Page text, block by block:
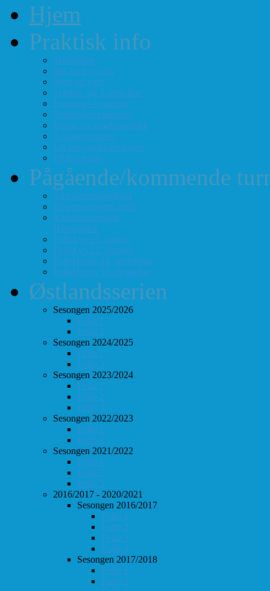
Hjem
Praktisk info
Terminliste
Tid, sted og pris
Styre og verv
Telefon- og E-post-liste
Forenings-vedtekter
Turneringsreglement
Barne- og ungdomssjakk
Årsmøte-papirer
Litt om sjakkforeningen
FIDEs regler
Pågående/kommende
Vårt turneringstilbud
Høstturneringen 2026
Klubbmesterskap
Hurtigsjakk
FolloLyn 27. august
FolloLyn 22. oktober
FolloHurtig 24. september
FolloHurtig 10. desember
Østlandsserien
Sesongen 2025/2026
Follo 1
Follo 2
Sesongen 2024/2025
Follo 1
Follo 2
Sesongen 2023/2024
Follo 1
Follo 2
Follo 3
Sesongen 2022/2023
Follo 1
Follo 2
Sesongen 2021/2022
Follo 1
Follo 2
Follo 3
2016/2017 - 2020/2021
Sesongen 2016/2017
Follo 1
Follo 2
Follo 3
Follo 4
Sesongen 2017/2018
Follo 1
Follo 2